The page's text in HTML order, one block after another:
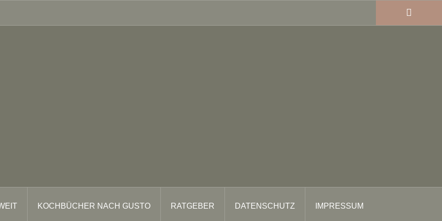
KOCHBÜCHER NACH GUSTO RATGEBER DATENSCHUTZ IMPRESSUM